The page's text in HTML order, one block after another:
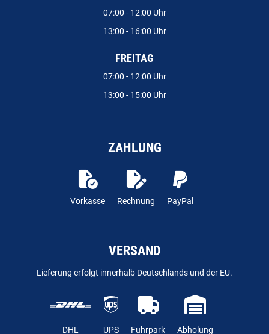
07:00 - 12:00 Uhr
13:00 - 16:00 Uhr
FREITAG
07:00 - 12:00 Uhr
13:00 - 15:00 Uhr
ZAHLUNG
Vorkasse Rechnung PayPal
VERSAND
Lieferung erfolgt innerhalb Deutschlands und der EU.
DHL UPS Fuhrpark Abholung